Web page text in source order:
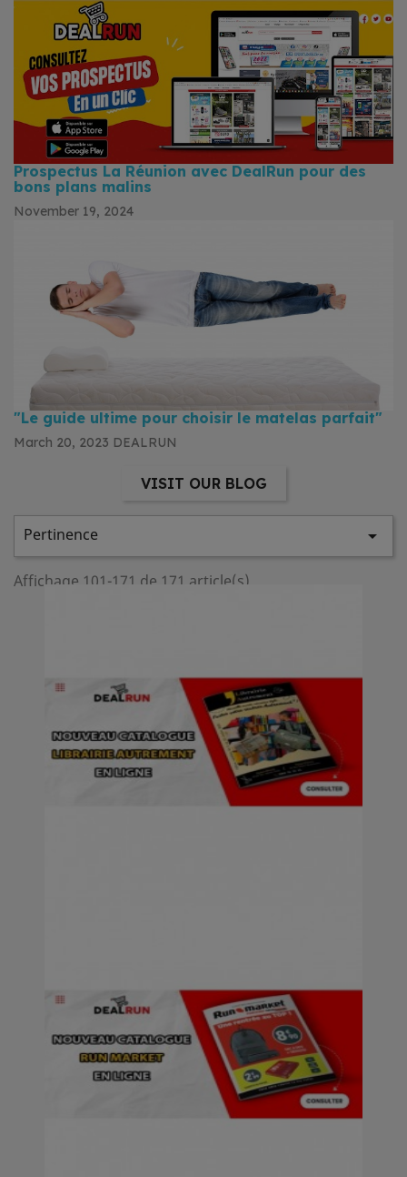
Prospectus La Réunion avec DealRun pour des
bons plans malins
November 19, 2024
"Le guide ultime pour choisir le matelas parfait"
March 20, 2023 DEALRUN
VISIT OUR BLOG
Pertinence 
Affichage 101-171 de 171 article(s)